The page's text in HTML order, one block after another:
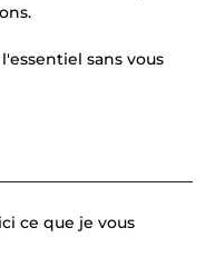
sans vous
ce que je vous